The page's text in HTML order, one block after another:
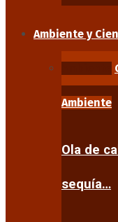
Ambiente y
Ambiente
Ola de
sequía…